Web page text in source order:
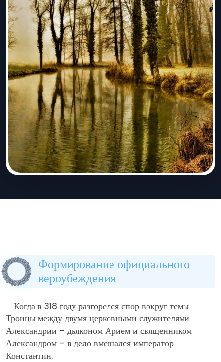
Формирование официального
вероубеждения
Когда в 318 году разгорелся спор вокруг темы
Троицы между двумя церковными служителями
Александрии – дьяконом Арием и священником
Александром – в дело вмешался император
Константин.